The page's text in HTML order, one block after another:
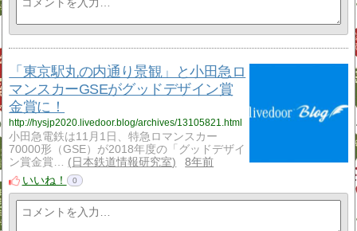
「東京駅丸の内通り景観」と小田急ロ
マンスカーGSEがグッドデザイン賞
金賞に！
http://hysjp2020.livedoor.blog/archives/13105821.html
小田急電鉄は11月1日、特急ロマンスカー
70000形（GSE）が2018年度の「グッドデザイ
ン賞金賞…
日本鉄道情報研究室
8年前
いいね！
0